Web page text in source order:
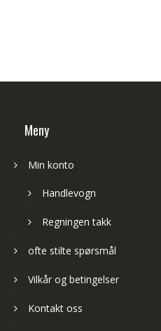
Meny
Min konto
Handlevogn
Regningen takk
ofte stilte spørsmål
Vilkår og betingelser
Kontakt oss